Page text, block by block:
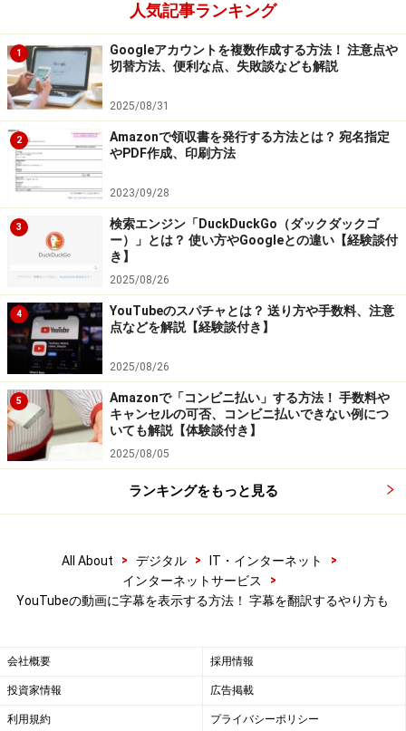
字幕が表示される
【おすすめ記事】
・「YouTubeの使い方」記事一覧
・YouTubeが見れないときの原因と対処法（スマホ、
PC、テレビ）
・
YouTubeが重い・止まるときの対処法（PC、スマホ、
テレビ向け）
・ YouTubeの動画をダウンロードする方法！ 安全な保存
方法＆注意点
・YouTubeの「おすすめ」に出てくる動画を非表示にす
る方法、戻す方法
・YouTubeの広告を消す方法（アプリ・PC）
※記事内容は執筆時点のものです。最新の内容をご確認くださ
人気記事ランキング
1
Googleアカウントを複数作成する方法！ 注意点や
切替方法、便利な点、失敗談なども解説
2025/08/31
2
Amazonで領収書を発行する方法とは？ 宛名指定
やPDF作成、印刷方法
2023/09/28
3
検索エンジン「DuckDuckGo（ダックダックゴ
ー）」とは？ 使い方やGoogleとの違い【経験談付
き】
2025/08/26
4
YouTubeのスパチャとは？ 送り方や手数料、注意
点などを解説【経験談付き】
2025/08/26
5
Amazonで「コンビニ払い」する方法！ 手数料や
キャンセルの可否、コンビニ払いできない例につ
いても解説【体験談付き】
2025/08/05
ランキングをもっと見る
All About > デジタル > IT・インターネット
>
インターネットサービス
>
YouTubeの動画に字幕を表示する方法！ 字幕を翻訳するやり方も
会社概要 採用情報
投資家情報 広告掲載
利用規約 プライバシーポリシー